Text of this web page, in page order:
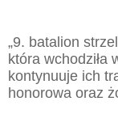
„9. batalion
która wchodziła
kontynuuje ich
honorowa oraz